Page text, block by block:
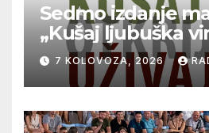
Sedmo izdanje
„Kušaj ljubuška
vrhunska vina,
glazbu
7 KOLOVOZA, 2026